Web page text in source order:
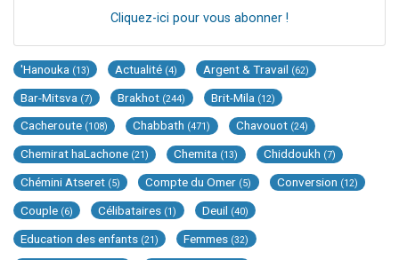
Cliquez-ici pour vous abonner !
'Hanouka (13) Actualité (4) Argent & Travail (62)
Bar-Mitsva (7) Brakhot (244) Brit-Mila (12)
Cacheroute (108) Chabbath (471) Chavouot (24)
Chemirat haLachone (21) Chemita (13) Chiddoukh (7)
Chémini Atseret (5) Compte du Omer (5) Conversion (12)
Couple (6) Célibataires (1) Deuil (40)
Education des enfants (21) Femmes (32)